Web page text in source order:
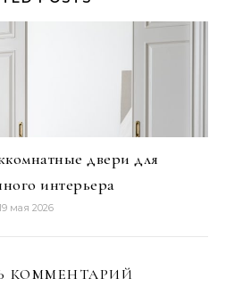
двери для
интерьера
мая 2026
КОММЕНТАРИЙ